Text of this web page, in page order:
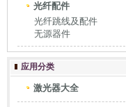
光纤配件
光纤跳线及配件
无源器件
应用分类
激光器大全